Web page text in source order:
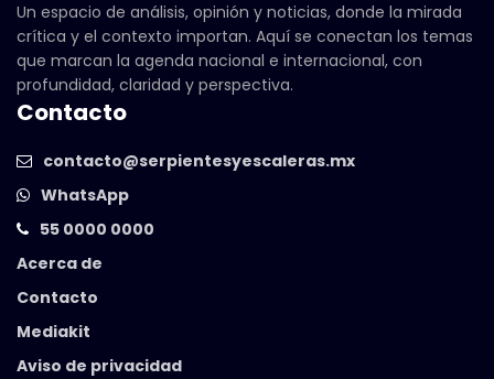
Un espacio de análisis, opinión y noticias, donde la mirada
crítica y el contexto importan. Aquí se conectan los temas
que marcan la agenda nacional e internacional, con
profundidad, claridad y perspectiva.
Contacto
contacto@serpientesyescaleras.mx
WhatsApp
55 0000 0000
Acerca de
Contacto
Mediakit
Aviso de privacidad